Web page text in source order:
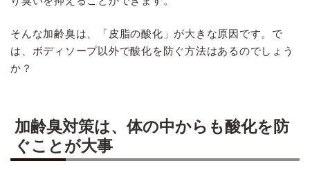
そんな加齢臭は、「皮脂の酸化」が大きな原因です。で
は、ボディソープ以外で酸化を防ぐ方法はあるのでしょう
か？
加齢臭対策は、体の中からも酸化を防
ぐことが大事